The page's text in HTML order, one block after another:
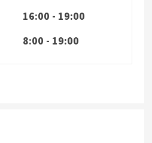
16:00 - 19:00
8:00 - 19:00